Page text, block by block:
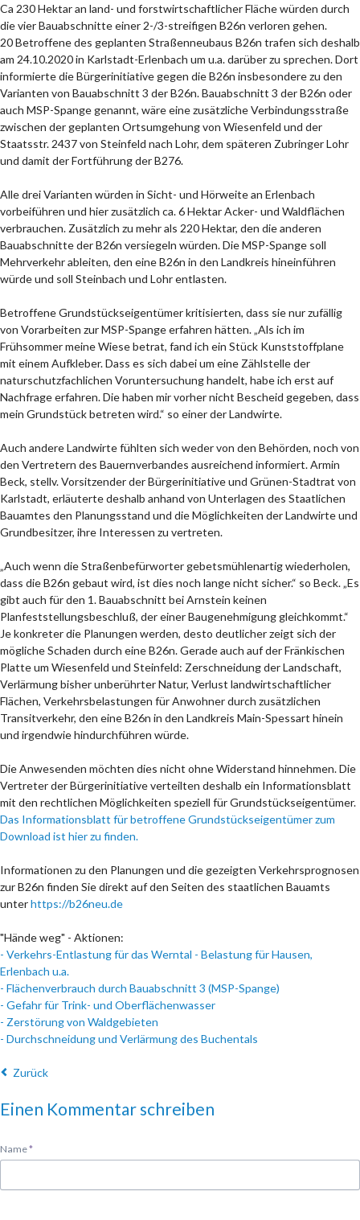
Ca 230 Hektar an land- und forstwirtschaftlicher Fläche würden durch
die vier Bauabschnitte einer 2-/3-streifigen B26n verloren gehen.
20 Betroffene des geplanten Straßenneubaus B26n trafen sich deshalb
am 24.10.2020 in Karlstadt-Erlenbach um u.a. darüber zu sprechen. Dort
informierte die Bürgerinitiative gegen die B26n insbesondere zu den
Varianten von Bauabschnitt 3 der B26n. Bauabschnitt 3 der B26n oder
auch MSP-Spange genannt, wäre eine zusätzliche Verbindungsstraße
zwischen der geplanten Ortsumgehung von Wiesenfeld und der
Staatsstr. 2437 von Steinfeld nach Lohr, dem späteren Zubringer Lohr
und damit der Fortführung der B276.
Alle drei Varianten würden in Sicht- und Hörweite an Erlenbach
vorbeiführen und hier zusätzlich ca. 6 Hektar Acker- und Waldflächen
verbrauchen. Zusätzlich zu mehr als 220 Hektar, den die anderen
Bauabschnitte der B26n versiegeln würden. Die MSP-Spange soll
Mehrverkehr ableiten, den eine B26n in den Landkreis hineinführen
würde und soll Steinbach und Lohr entlasten.
Betroffene Grundstückseigentümer kritisierten, dass sie nur zufällig
von Vorarbeiten zur MSP-Spange erfahren hätten. „Als ich im
Frühsommer meine Wiese betrat, fand ich ein Stück Kunststoffplane
mit einem Aufkleber. Dass es sich dabei um eine Zählstelle der
naturschutzfachlichen Voruntersuchung handelt, habe ich erst auf
Nachfrage erfahren. Die haben mir vorher nicht Bescheid gegeben, dass
mein Grundstück betreten wird.“ so einer der Landwirte.
Auch andere Landwirte fühlten sich weder von den Behörden, noch von
den Vertretern des Bauernverbandes ausreichend informiert. Armin
Beck, stellv. Vorsitzender der Bürgerinitiative und Grünen-Stadtrat von
Karlstadt, erläuterte deshalb anhand von Unterlagen des Staatlichen
Bauamtes den Planungsstand und die Möglichkeiten der Landwirte und
Grundbesitzer, ihre Interessen zu vertreten.
„Auch wenn die Straßenbefürworter gebetsmühlenartig wiederholen,
dass die B26n gebaut wird, ist dies noch lange nicht sicher.“ so Beck. „Es
gibt auch für den 1. Bauabschnitt bei Arnstein keinen
Planfeststellungsbeschluß, der einer Baugenehmigung gleichkommt.“
Je konkreter die Planungen werden, desto deutlicher zeigt sich der
mögliche Schaden durch eine B26n. Gerade auch auf der Fränkischen
Platte um Wiesenfeld und Steinfeld: Zerschneidung der Landschaft,
Verlärmung bisher unberührter Natur, Verlust landwirtschaftlicher
Flächen, Verkehrsbelastungen für Anwohner durch zusätzlichen
Transitverkehr, den eine B26n in den Landkreis Main-Spessart hinein
und irgendwie hindurchführen würde.
Die Anwesenden möchten dies nicht ohne Widerstand hinnehmen. Die
Vertreter der Bürgerinitiative verteilten deshalb ein Informationsblatt
mit den rechtlichen Möglichkeiten speziell für Grundstückseigentümer.
Das Informationsblatt für betroffene Grundstückseigentümer zum
Download ist hier zu finden.
Informationen zu den Planungen und die gezeigten Verkehrsprognosen
zur B26n finden Sie direkt auf den Seiten des staatlichen Bauamts
unterhttps://b26neu.de
"Hände weg" - Aktionen:
- Verkehrs-Entlastung für das Werntal - Belastung für Hausen,
Erlenbach u.a.
- Flächenverbrauch durch Bauabschnitt 3 (MSP-Spange)
- Gefahr für Trink- und Oberflächenwasser
- Zerstörung von Waldgebieten
- Durchschneidung und Verlärmung des Buchentals
Zurück
Einen Kommentar schreiben
Pflichtfeld
Name*